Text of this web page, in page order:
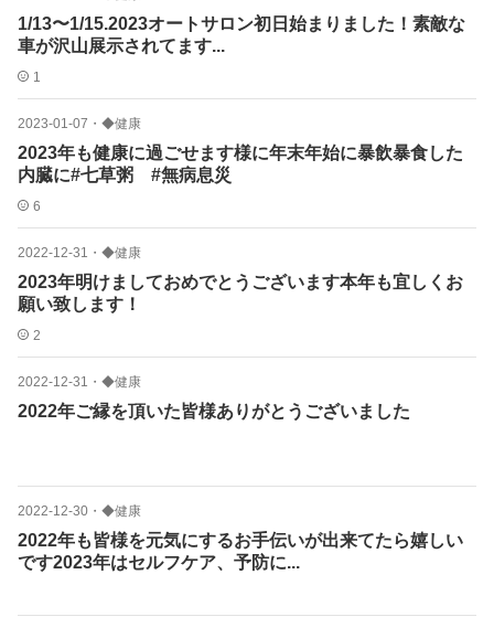
1/13〜1/15.2023オートサロン初日始まりました！素敵な
車が沢山展示されてます...
1
2023-01-07 ・ ◆健康
2023年も健康に過ごせます様に年末年始に暴飲暴食した
内臓に#七草粥 #無病息災
6
2022-12-31 ・ ◆健康
2023年明けましておめでとうございます本年も宜しくお
願い致します！
2
2022-12-31 ・ ◆健康
2022年ご縁を頂いた皆様ありがとうございました️
2022-12-30 ・ ◆健康
2022年も皆様を元気にするお手伝いが出来てたら嬉しい
です2023年はセルフケア、予防に...